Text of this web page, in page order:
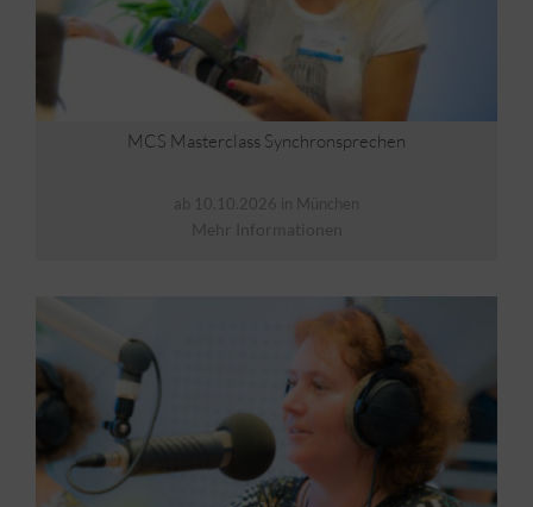
MCS Masterclass Synchronsprechen
ab 10.10.2026 in München
Mehr Informationen